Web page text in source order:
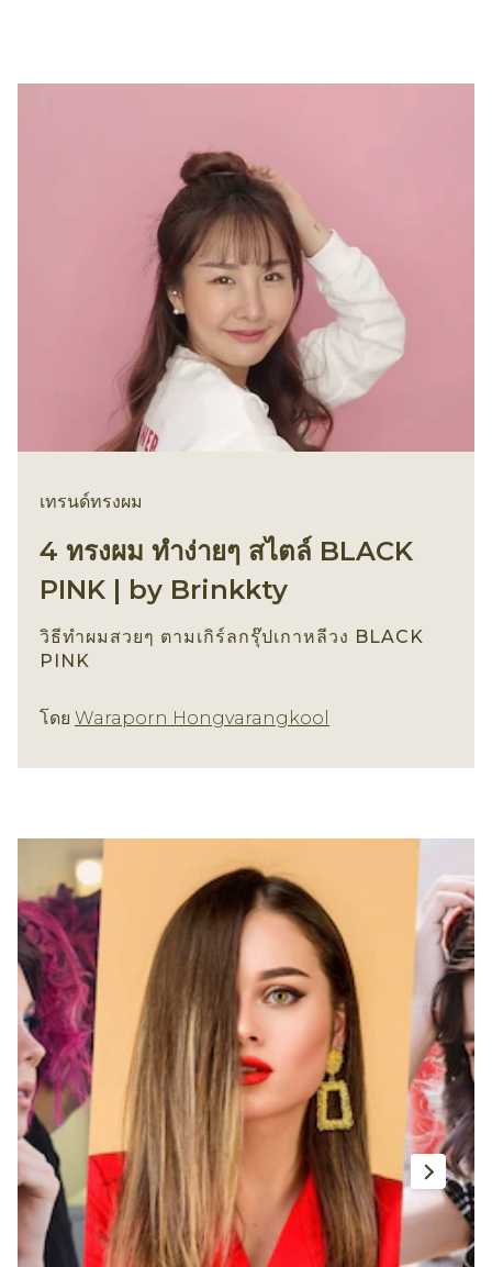
เทรนด์ทรงผม
4 ทรงผม ทำง่ายๆ สไตล์ BLACK
PINK | by Brinkkty
วิธีทำผมสวยๆ ตามเกิร์ลกรุ๊ปเกาหลีวง BLACK
PINK
โดย Waraporn Hongvarangkool